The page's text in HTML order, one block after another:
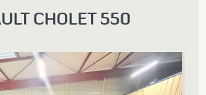
CHOLET 550